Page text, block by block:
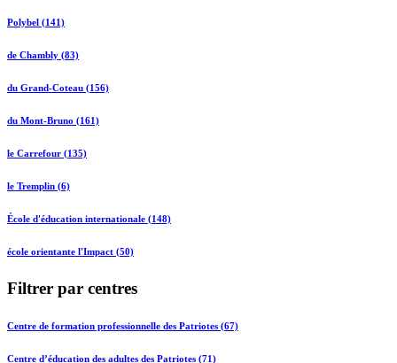
Polybel (141)
de Chambly (83)
du Grand-Coteau (156)
du Mont-Bruno (161)
le Carrefour (135)
le Tremplin (6)
École d'éducation internationale (148)
école orientante l'Impact (50)
Filtrer par centres
Centre de formation professionnelle des Patriotes (67)
Centre d’éducation des adultes des Patriotes (71)